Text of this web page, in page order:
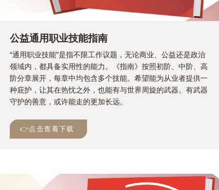
公益通用职业技能指南
“通用职业技能”是指不限工作议题，无论商业、公益还是政治
领域内，都具备实用性的能力。《指南》按照初阶、中阶、高
阶分章展开，每章中均包含多个技能。希望能为从业者提供一
种庇护，让其在热忱之外，也能有与世界周旋的武器。有武器
守护的善意，或许能走的更加长远。
👉点击查看下载